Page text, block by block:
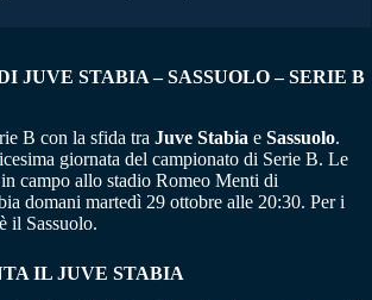
JUVE STABIA – SASSUOLO – SERIE B
B con la sfida tra Juve Stabia e Sassuolo.
giornata del campionato di Serie B. Le
campo allo stadio Romeo Menti di
domani martedì 29 ottobre alle 20:30. Per i
il Sassuolo.
IL JUVE STABIA